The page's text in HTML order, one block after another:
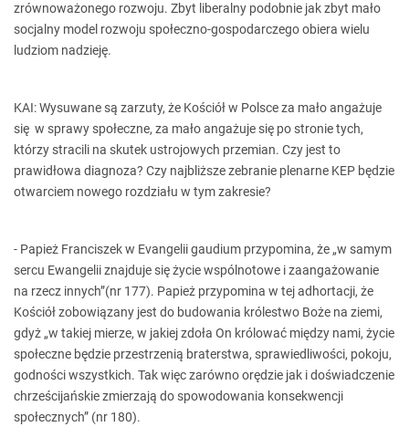
zrównoważonego rozwoju. Zbyt liberalny podobnie jak zbyt mało
socjalny model rozwoju społeczno-gospodarczego obiera wielu
ludziom nadzieję.
KAI: Wysuwane są zarzuty, że Kościół w Polsce za mało angażuje
się w sprawy społeczne, za mało angażuje się po stronie tych,
którzy stracili na skutek ustrojowych przemian. Czy jest to
prawidłowa diagnoza? Czy najbliższe zebranie plenarne KEP będzie
otwarciem nowego rozdziału w tym zakresie?
- Papież Franciszek w Evangelii gaudium przypomina, że „w samym
sercu Ewangelii znajduje się życie wspólnotowe i zaangażowanie
na rzecz innych”(nr 177). Papież przypomina w tej adhortacji, że
Kościół zobowiązany jest do budowania królestwo Boże na ziemi,
gdyż „w takiej mierze, w jakiej zdoła On królować między nami, życie
społeczne będzie przestrzenią braterstwa, sprawiedliwości, pokoju,
godności wszystkich. Tak więc zarówno orędzie jak i doświadczenie
chrześcijańskie zmierzają do spowodowania konsekwencji
społecznych” (nr 180).